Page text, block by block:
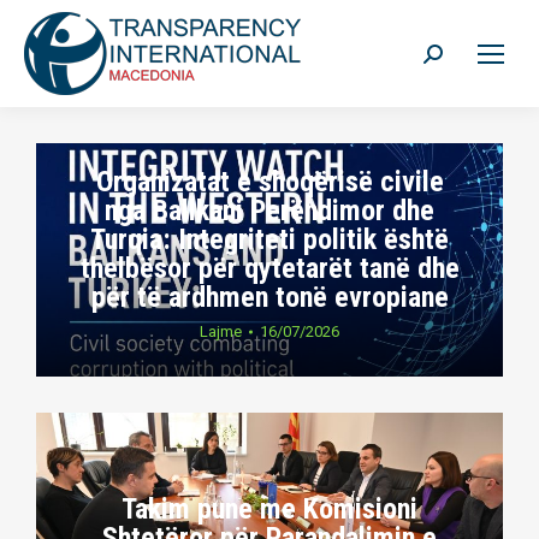
Search:
Organizatat e shoqërisë civile
nga Ballkani Perëndimor dhe
Turqia: Integriteti politik është
thelbësor për qytetarët tanë dhe
për të ardhmen tonë evropiane
Lajme 16/07/2026
Takim pune me Komisioni